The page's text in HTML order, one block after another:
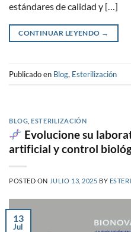
estándares de calidad y […]
CONTINUAR LEYENDO →
Publicado en Blog, Esterilización
BLOG ,ESTERILIZACIÓN
Evolucione su
artificial y control
POSTED ON JULIO 13, 2025 BY
13
Jul